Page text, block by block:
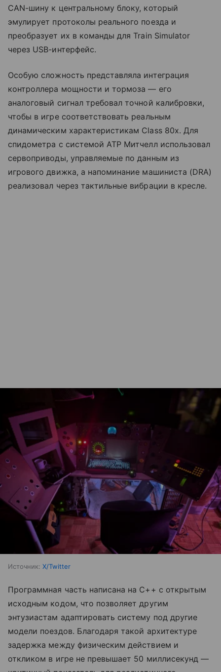
CAN-шину к центральному блоку, который
эмулирует протоколы реального поезда и
преобразует их в команды для Train Simulator
через USB-интерфейс.
Особую сложность представляла интеграция
контроллера мощности и тормоза — его
аналоговый сигнал требовал точной калибровки,
чтобы в игре соответствовать реальным
динамическим характеристикам Class 80x. Для
спидометра с системой ATP Митчелл использовал
сервоприводы, управляемые по данным из
игрового движка, а напоминание машиниста (DRA)
реализовал через тактильные вибрации в кресле.
Источник: X/Twitter
Программная часть написана на C++ с открытым
исходным кодом, что позволяет другим
энтузиастам адаптировать систему под другие
модели поездов. Благодаря такой архитектуре
задержка между физическим действием и
откликом в игре не превышает 50 миллисекунд —